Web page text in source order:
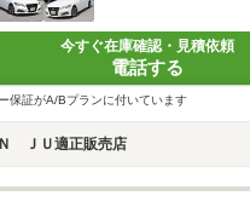
今すぐ在庫確認・見積依頼
電話する
保証がA/Bプランに付いています
ＪＵ適正販売店